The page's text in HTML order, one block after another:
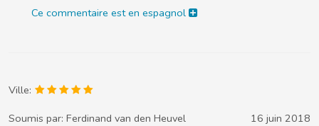
Ce commentaire est en espagnol
Ville:
Soumis par: Ferdinand van den Heuvel
16 juin 2018